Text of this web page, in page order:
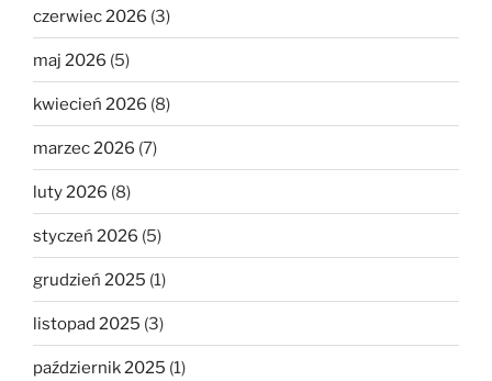
czerwiec 2026 (3)
maj 2026 (5)
kwiecień 2026 (8)
marzec 2026 (7)
luty 2026 (8)
styczeń 2026 (5)
grudzień 2025 (1)
listopad 2025 (3)
październik 2025 (1)